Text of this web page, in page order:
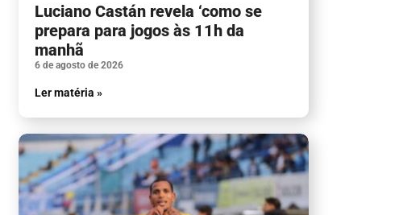
Luciano Castán revela ‘como se
prepara para jogos às 11h da
manhã
6 de agosto de 2026
Ler matéria »